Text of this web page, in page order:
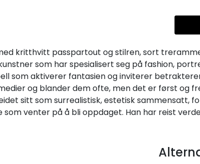
kritthvitt passpartout og stilren, sort
som har spesialisert seg på fashion,
som aktiverer fantasien og inviterer
og blander dem ofte, men det er først og
sitt som surrealistisk, estetisk sammensatt,
som venter på å bli oppdaget. Han har reist